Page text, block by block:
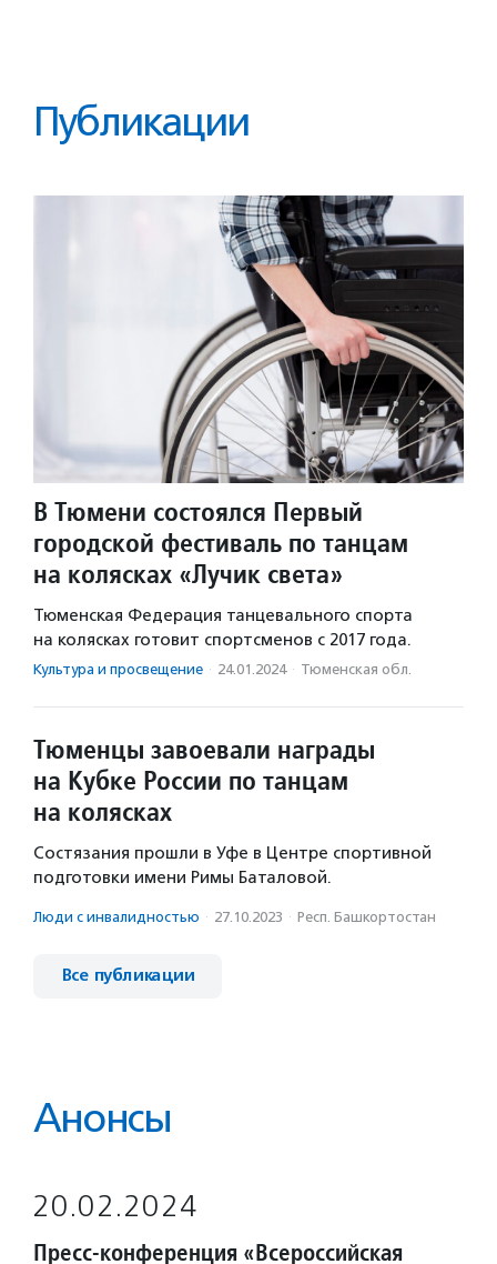
Публикации
В Тюмени состоялся Первый
городской фестиваль по танцам
на колясках «Лучик света»
Тюменская Федерация танцевального спорта
на колясках готовит спортсменов с 2017 года.
Культура и просвещение · 24.01.2024 · Тюменская обл.
Тюменцы завоевали награды
на Кубке России по танцам
на колясках
Состязания прошли в Уфе в Центре спортивной
подготовки имени Римы Баталовой.
Люди с инвалидностью · 27.10.2023 · Респ. Башкортостан
Все публикации
Анонсы
20.02.2024
Пресс-конференция «Всероссийская